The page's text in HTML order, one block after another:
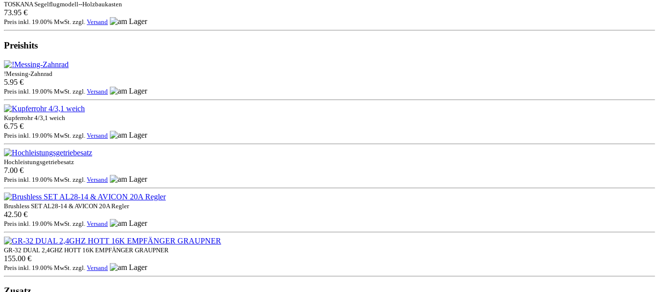
TOSKANA Segelflugmodell--Holzbaukasten
73.95 €
Preis inkl. 19.00% MwSt. zzgl. Versand
Preishits
!Messing-Zahnrad
5.95 €
Preis inkl. 19.00% MwSt. zzgl. Versand
Kupferrohr 4/3,1 weich
6.75 €
Preis inkl. 19.00% MwSt. zzgl. Versand
Hochleistungsgetriebesatz
7.00 €
Preis inkl. 19.00% MwSt. zzgl. Versand
Brushless SET AL28-14 & AVICON 20A Regler
42.50 €
Preis inkl. 19.00% MwSt. zzgl. Versand
GR-32 DUAL 2,4GHZ HOTT 16K EMPFÄNGER GRAUPNER
155.00 €
Preis inkl. 19.00% MwSt. zzgl. Versand